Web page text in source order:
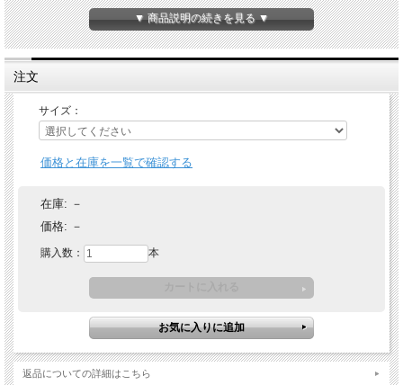
▼ 商品説明の続きを見る ▼
注文
サイズ：
価格と在庫を一覧で確認する
在庫: －
価格: －
購入数： 本
返品についての詳細はこちら